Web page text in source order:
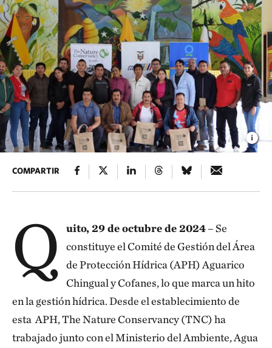
COMPARTIR
Q uito, 29 de octubre de 2024– Se
constituye el Comité de Gestión del Área
de Protección Hídrica (APH) Aguarico
Chingual y Cofanes, lo que marca un hito
en la gestión hídrica. Desde el establecimiento de
esta APH, The Nature Conservancy (TNC) ha
trabajado junto con el Ministerio del Ambiente, Agua